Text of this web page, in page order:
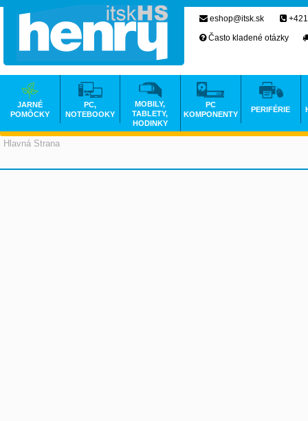
Hlavná Strana
eshop@itsk.sk
Často kladené otázky
JARNÉ
POMÔCKY
PC,
NOTEBOOKY
MOBILY,
TABLETY,
HODINKY
PC
KOMPONENTY
PERIFÉRIE